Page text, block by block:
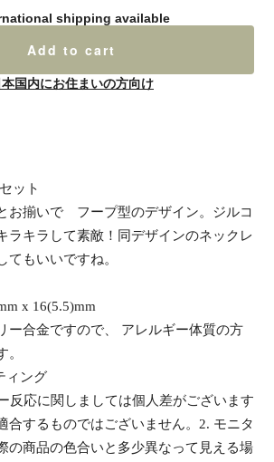
shipping available
Add to cart
本国内にお住まいの方向け
ット
お揃いで フープ型のデザイン。ジルコ
ラキラして素敵！同デザインのネックレ
てもいいですね。
x 16(5.5)mm
ー合金ですので、 アレルギー体質の方
。
ィング
反応に関しましては個人差がございます
合するものではございません。2. モニタ
の商品の色合いと多少異なって見える場